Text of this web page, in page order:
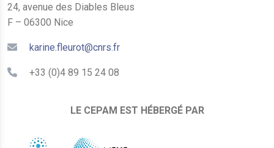
24, avenue des Diables Bleus
F – 06300 Nice
karine.fleurot@cnrs.fr
+33 (0)4 89 15 24 08
LE CEPAM EST HÉBERGÉ PAR